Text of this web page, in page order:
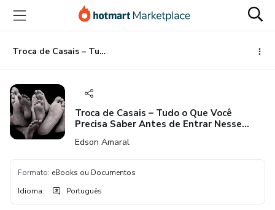
para
conteúdo
principal
para
pagamento
para
rodapé
Troca de Casais – Tudo o Que Você Precisa Saber Antes de Entrar Nesse Mundo
Troca de Casais – Tudo o Que Você
Precisa Saber Antes de Entrar Nesse
Edson Amaral
Formato: eBooks ou Documentos
Idioma: Português